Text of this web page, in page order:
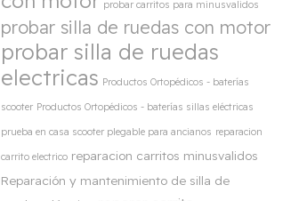
probar carritos para minusvalidos
probar silla de ruedas con motor
probar silla de ruedas
electricas Productos Ortopédicos - baterías
scooter Productos Ortopédicos - baterías sillas eléctricas
prueba en casa scooter plegable para ancianos reparacion
carrito electrico reparacion carritos minusvalidos
Reparación y mantenimiento de silla de